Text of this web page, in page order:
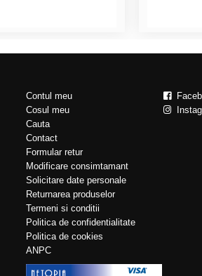
Contul meu
Cosul meu
Cauta
Contact
Formular retur
Modificare consimtamant
Solicitare date personale
Returnarea produselor
Termeni si conditii
Politica de confidentialitate
Politica de cookies
ANPC